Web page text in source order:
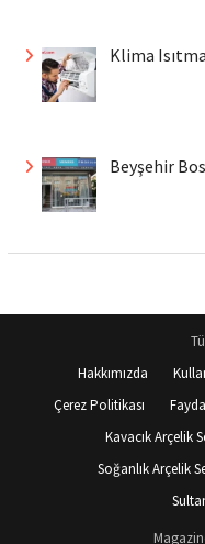
Klima
Beyşehir
Hakkımızda
Çerez Politikası
Kavacık Arçelik
Soğanlık Arçelik